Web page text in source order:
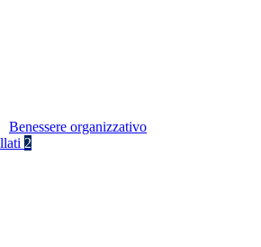
Benessere organizzativo
2